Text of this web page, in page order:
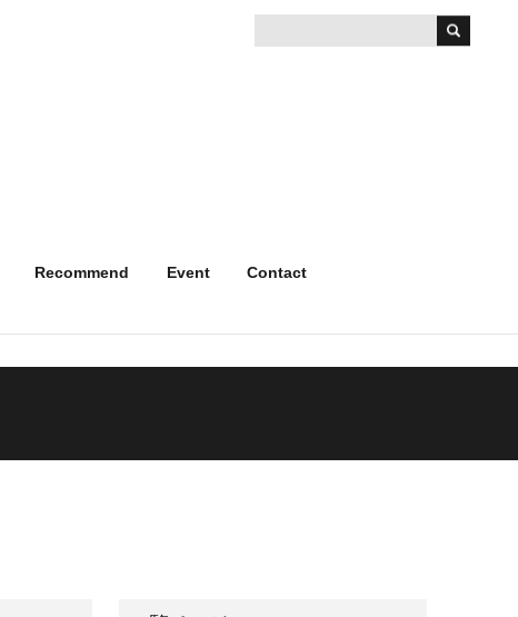
Recommend Event Contact